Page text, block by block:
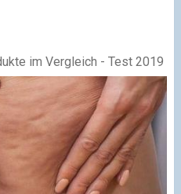
im Vergleich - Test 2019